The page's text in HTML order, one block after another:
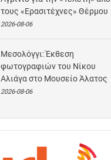
τους «Ερασιτέχνες» Θέρμου
2026-08-06
Μεσολόγγι: Έκθεση
φωτογραφιών του Νίκου
Αλιάγα στο Μουσείο Άλατος
2026-08-06